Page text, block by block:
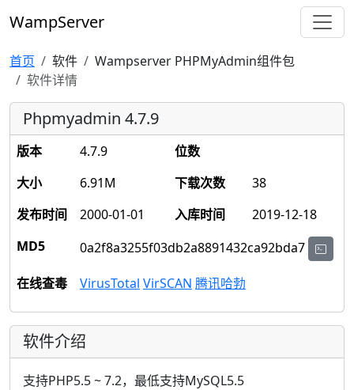
WampServer
首页 软件
Wampserver PHPMyAdmin组件包
软件详情
Phpmyadmin 4.7.9
版本 4.7.9
位数
大小
6.91M 下载次数
38
发布时间
2000-01-01 入库时间
2019-12-18
MD5
0a2f8a3255f03db2a8891432ca92bda7
在线查毒 VirusTotal VirSCAN 腾讯哈勃
软件介绍
支持PHP5.5 ~ 7.2，最低支持MySQL5.5